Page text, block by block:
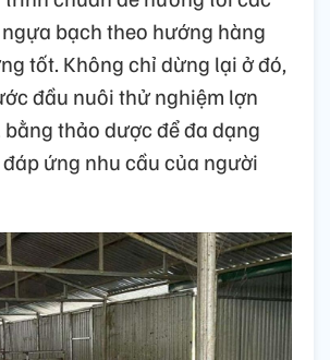
bạch theo hướng hàng
tốt. Không chỉ dừng lại ở đó,
đầu nuôi thử nghiệm lợn
thảo dược để đa dạng
ứng nhu cầu của người